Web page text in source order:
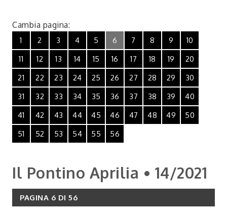
Cambia pagina:
1 2 3 4 5 6 7 8 9
10
11
12 13 14 15 16 17 18 19
20
21
22 23 24 25 26 27 28 29
30
31
32 33 34 35 36 37 38 39
40
41
42 43 44 45 46 47 48 49
50
51
52 53 54 55 56
Il Pontino Aprilia • 14/2021
PAGINA 6 DI 56